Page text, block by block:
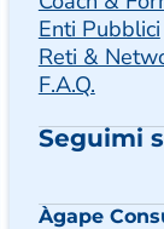
Enti Pubblici
Reti &
F.A.Q.
Seguimi
Àgape